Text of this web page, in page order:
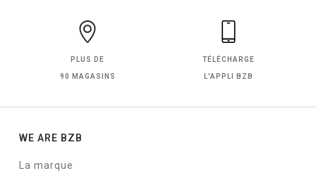
PLUS DE
90 MAGASINS
TÉLÉCHARGE
L'APPLI BZB
WE ARE BZB
La marque